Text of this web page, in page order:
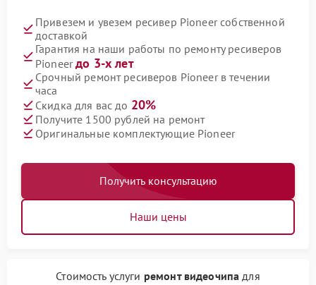
Привезем и увезем ресивер Pioneer собственной
доставкой
Гарантия на наши работы по ремонту ресиверов
Pioneerдо 3-х лет
Срочный ремонт ресиверов Pioneer в течении
часа
Скидка для вас до 20%
Получите 1500 рублей на ремонт
Оригинальные комплектующие Pioneer
Получить консультацию
Наши цены
Стоимость услуги ремонт видеочипа для